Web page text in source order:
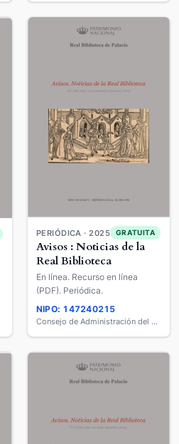
PERIÓDICA · 2025 GRATUITA
Avisos : Noticias de la
Real Biblioteca
En línea. Recurso en línea
(PDF). Periódica.
NIPO: 147240215
Consejo de Administración del Patrimonio Nacional